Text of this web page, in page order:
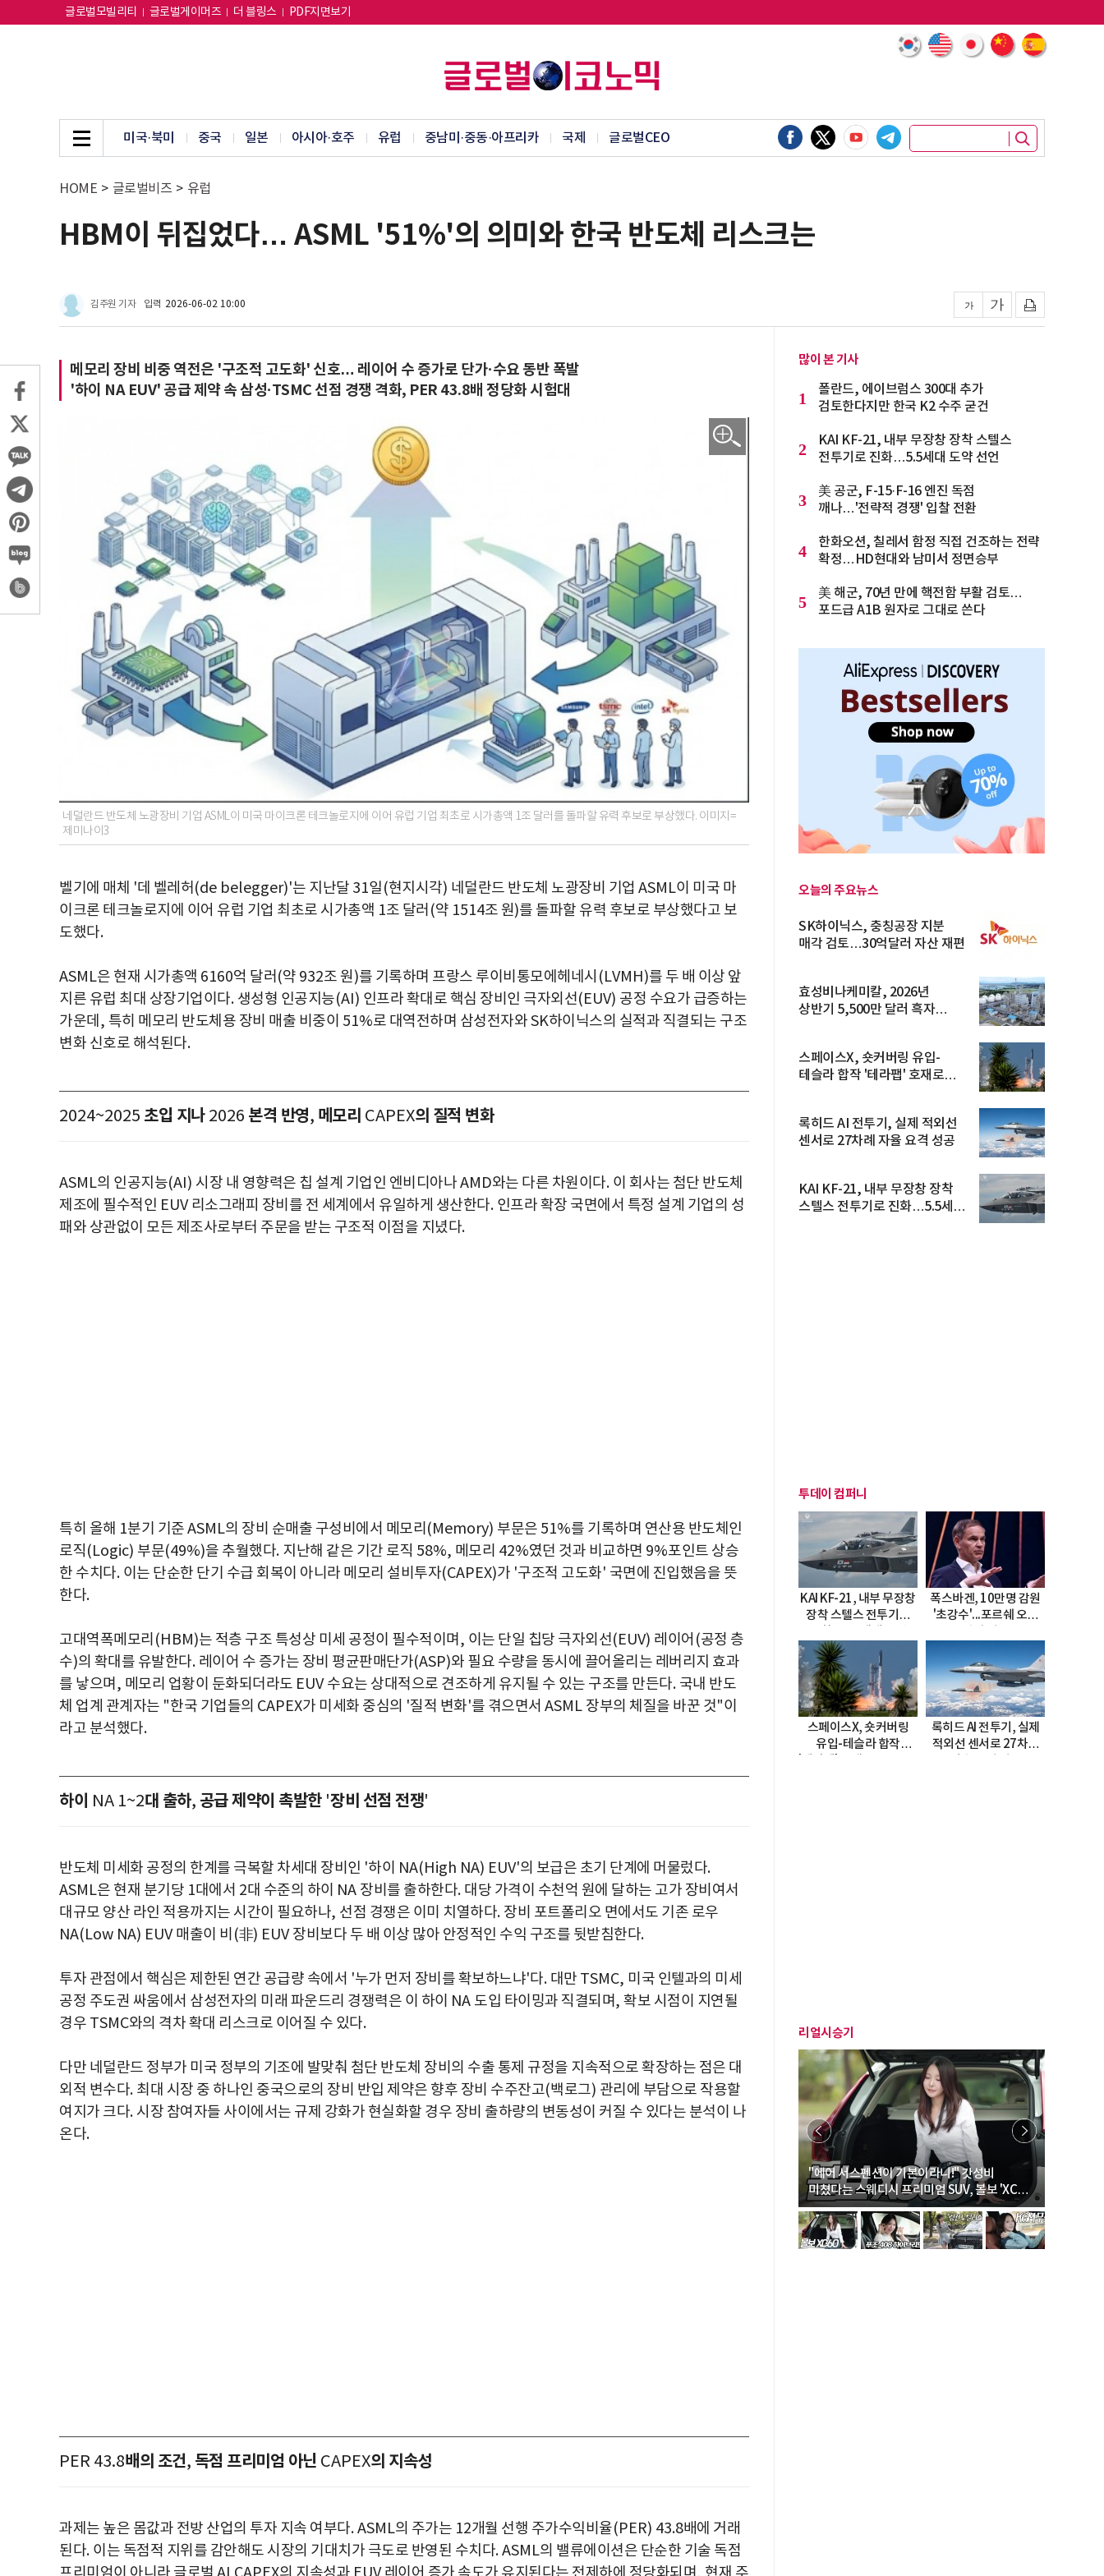
글로벌모빌리티 글로벌게이머즈 더 블링스 PDF지면보기
미국·북미 중국 일본 아시아·호주 유럽 중남미·중동·아프리카 국제 글로벌CEO
HOME > 글로벌비즈 > 유럽
HBM이 뒤집었다… ASML '51%'의 의미와 한국 반도체 리스크는
김주원 기자 입력 2026-06-02 10:00
메모리 장비 비중 역전은 '구조적 고도화' 신호… 레이어 수 증가로 단가·수요 동반 폭발
'하이 NA EUV' 공급 제약 속 삼성·TSMC 선점 경쟁 격화, PER 43.8배 정당화 시험대
네덜란드 반도체 노광장비 기업 ASML이 미국 마이크론 테크놀로지에 이어 유럽 기업 최초로 시가총액 1조 달러를 돌파할 유력 후보로 부상했다. 이미지=
제미나이3
벨기에 매체 '데 벨레허 (de belegger)'는 지난달 31일(현지시각) 네덜란드 반도체 노광장비 기업 ASML이 미국 마
이크론 테크놀로지에 이어 유럽 기업 최초로 시가총액 1조 달러 (약 1514조 원)를 돌파할 유력 후보로 부상했다고 보
도했다.
ASML은 현재 시가총액 6160억 달러 (약 932조 원)를 기록하며 프랑스 루이비통모에헤네시 (LVMH)를 두 배 이상 앞
지른 유럽 최대 상장기업이다. 생성형 인공지능(AI) 인프라 확대로 핵심 장비인 극자외선(EUV) 공정 수요가 급증하는
가운데 , 특히 메모리 반도체용 장비 매출 비중이 51%로 대역전하며 삼성전자와SK하이닉스의 실적과 직결되는 구조
변화 신호로 해석된다.
2024~2025 초입 지나 2026 본격 반영, 메모리 CAPEX의 질적 변화
ASML의 인공지능(AI) 시장 내 영향력은 칩 설계 기업인 엔비디아나AMD와는 다른 차원이다. 이 회사는 첨단 반도체
제조에 필수적인 EUV리소그래피 장비를 전 세계에서 유일하게 생산한다. 인프라 확장 국면에서 특정 설계 기업의 성
패와 상관없이 모든 제조사로부터 주문을 받는 구조적 이점을 지녔다.
특히 올해 1분기 기준ASML의 장비 순매출 구성비에서 메모리 (Memory) 부문은 51%를 기록하며 연산용 반도체인
로직(Logic) 부문(49%)을 추월했다. 지난해 같은 기간 로직 58%, 메모리 42%였던 것과 비교하면 9%포인트 상승
한 수치다. 이는 단순한 단기 수급 회복이 아니라 메모리 설비투자(CAPEX)가 '구조적 고도화' 국면에 진입했음을 뜻
한다.
고대역폭메모리 (HBM)는 적층 구조 특성상 미세 공정이 필수적이며 , 이는 단일 칩당 극자외선(EUV) 레이어 (공정 층
수)의 확대를 유발한다. 레이어 수 증가는 장비 평균판매단가(ASP)와 필요 수량을 동시에 끌어올리는 레버리지 효과
를 낳으며 , 메모리 업황이 둔화되더라도 EUV수요는 상대적으로 견조하게 유지될 수 있는 구조를 만든다. 국내 반도
체 업계 관계자는 "한국 기업들의 CAPEX가 미세화 중심의 '질적 변화'를 겪으면서 ASML 장부의 체질을 바꾼 것"이
라고 분석했다.
하이 NA 1~2대 출하, 공급 제약이 촉발한 '장비 선점 전쟁'
반도체 미세화 공정의 한계를 극복할 차세대 장비인 '하이 NA(High NA) EUV'의 보급은 초기 단계에 머물렀다.
ASML은 현재 분기당 1대에서 2대 수준의 하이 NA 장비를 출하한다. 대당 가격이 수천억 원에 달하는 고가 장비여서
대규모 양산 라인 적용까지는 시간이 필요하나, 선점 경쟁은 이미 치열하다. 장비 포트폴리오 면에서도 기존 로우
NA(Low NA) EUV매출이 비 (非) EUV장비보다 두 배 이상 많아 안정적인 수익 구조를 뒷받침한다.
투자 관점에서 핵심은 제한된 연간 공급량 속에서 '누가 먼저 장비를 확보하느냐'다. 대만 TSMC, 미국 인텔과의 미세
공정 주도권 싸움에서 삼성전자의 미래 파운드리 경쟁력은 이 하이
NA 도입 타이밍과 직결되며, 확보 시점이 지연될
경우 TSMC와의 격차 확대 리스크로 이어질 수 있다.
다만 네덜란드 정부가 미국 정부의 기조에 발맞춰 첨단 반도체 장비의 수출 통제 규정을 지속적으로 확장하는 점은 대
외적 변수다. 최대 시장 중 하나인 중국으로의 장비 반입 제약은 향후 장비 수주잔고(백로그) 관리에 부담으로 작용할
여지가 크다.시장 참여자들 사이에서는 규제 강화가 현실화할 경우 장비 출하량의 변동성이 커질 수 있다는 분석이 나
온다.
PER 43.8배의 조건, 독점 프리미엄 아닌 CAPEX의 지속성
과제는 높은 몸값과 전방 산업의 투자 지속 여부다. ASML의 주가는 12개월 선행 주가수익비율(PER) 43.8배에 거래
된다. 이는 독점적 지위를 감안해도 시장의 기대치가 극도로 반영된 수치다. ASML의 밸류에이션은 단순한 기술 독점
많이 본 기사
1
폴란드, 에이브럼스 300대 추가
검토한다지만 한국 K2 수주 굳건
2
KAI KF-21, 내부 무장창 장착 스텔스
전투기로 진화…5.5세대 도약 선언
3
美 공군, F-15·F-16 엔진 독점
깨나…'전략적 경쟁' 입찰 전환
4
한화오션, 칠레서 함정 직접 건조하는 전략
확정…HD현대와 남미서 정면승부
5
美 해군, 70년 만에 핵전함 부활 검토…
포드급 A1B 원자로 그대로 쓴다
오늘의 주요뉴스
SK하이닉스, 충칭공장 지분
매각 검토…30억달러 자산 재편
효성비나케미칼, 2026년
상반기 5,500만 달러 흑자
스페이스X, 숏커버링 유입-
테슬라 합작 '테라팹' 호재로
록히드 AI 전투기, 실제 적외선
센서로 27차례 자율 요격 성공
KAI KF-21, 내부 무장창 장착
스텔스 전투기로 진화…5.5세대
투데이 컴퍼니
KAI KF-21, 내부 무장창
장착 스텔스 전투기로
폭스바겐, 10만명 감원
'초강수'...포르쉐 오너
스페이스X, 숏커버링
유입-테슬라 합작
록히드 AI 전투기, 실제
적외선 센서로 27차례
리얼시승기
"에어 서스펜션이 기본이라니!" 갓성비
미쳤다는 스웨디시 프리미엄 SUV, 볼보 'XC60
B5 울트라'